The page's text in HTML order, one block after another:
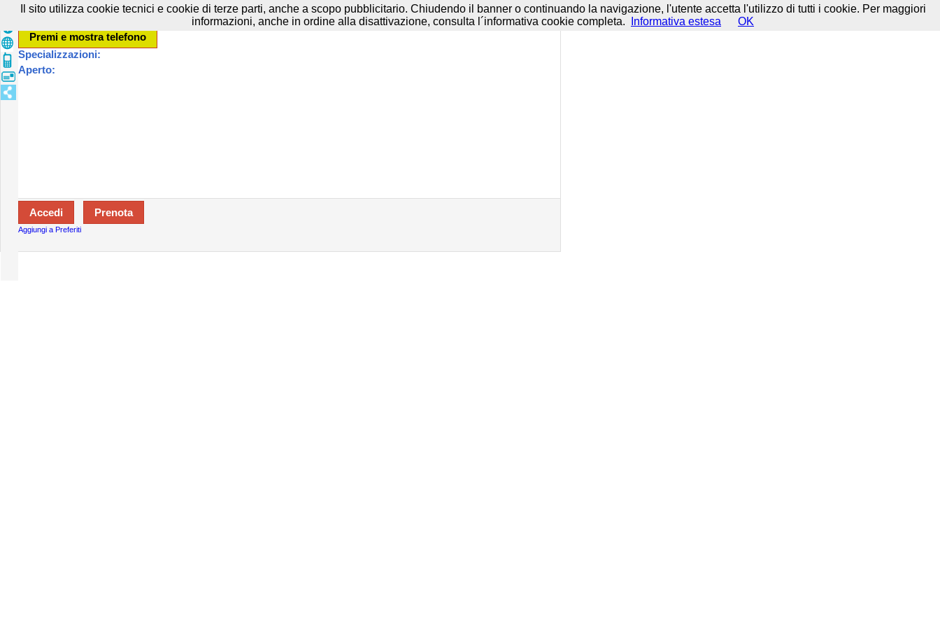
Prenota in tutta sicurezza con HTTPS All rights reserved. Privacy e Cookie-Disclaimer-Termini d'uso
Specializzazioni:
Aperto:
Aggiungi a Preferiti
Il sito utilizza cookie tecnici e cookie di terze parti, anche a scopo pubblicitario. Chiudendo il banner o continuando la navigazione, l'utente accetta l'utilizzo di tutti i cookie. Per maggiori
informazioni, anche in ordine alla disattivazione, consulta l´informativa cookie completa.
Informativa estesa OK